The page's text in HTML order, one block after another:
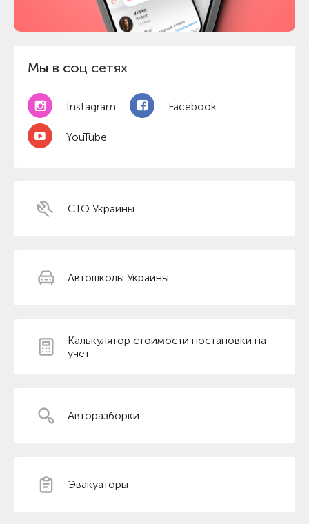
Мы в соц сетях
Instagram Facebook
YouTube
СТО Украины
Автошколы Украины
Калькулятор стоимости постановки на
учет
Авторазборки
Эвакуаторы